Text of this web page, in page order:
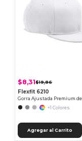
$8,31$19,86
Flexfit 6210
+1 Colores
Agregar al Carrito